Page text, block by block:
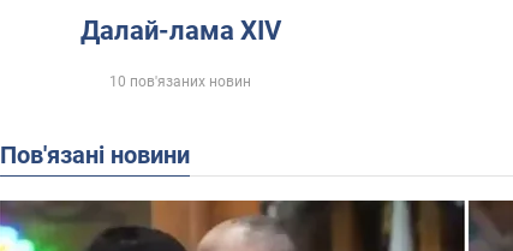
Далай-лама XIV
10 пов'язаних новин
Пов'язані новини